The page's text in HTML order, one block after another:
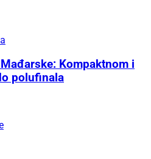
Kompaktnom i
polufinala